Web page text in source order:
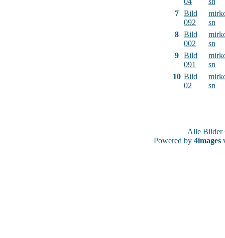
7 Bild
092
sn
8 Bild
002
sn
9 Bild
091
sn
10 Bild
02
sn
Alle
Powered by 4images